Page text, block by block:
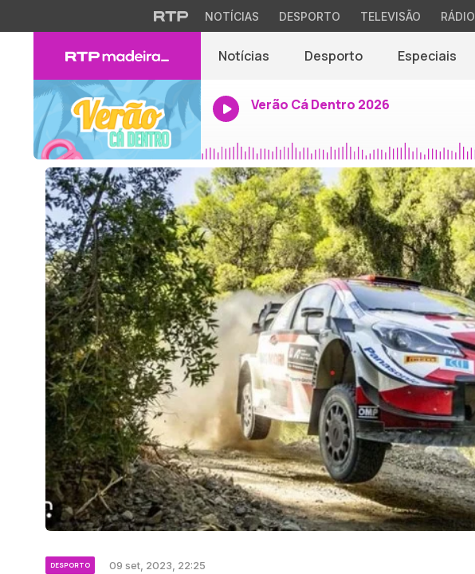
NOTÍCIAS DESPORTO TELEVISÃO RÁDIO
Notícias Desporto Especiais
Verão Cá Dentro 2026
DESPORTO 09 set, 2023, 22:25